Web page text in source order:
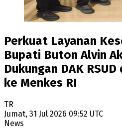
Perkuat Layanan
Bupati Buton Alvin
Dukungan DAK
ke Menkes RI
TR
Jumat, 31 Jul 2026 09:52 UTC
News